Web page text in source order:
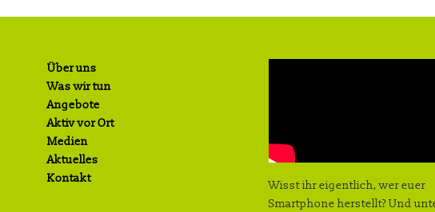
Über uns
Was wir tun
Angebote
Aktiv vor Ort
Medien
Aktuelles
Kontakt
Wisst ihr eigentlich, wer euer
Smartphone herstellt? Und